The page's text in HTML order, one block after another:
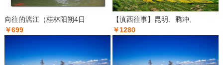
向往的漓江（桂林阳朔4日
￥699
【滇西往事】昆明、腾冲、
￥1280